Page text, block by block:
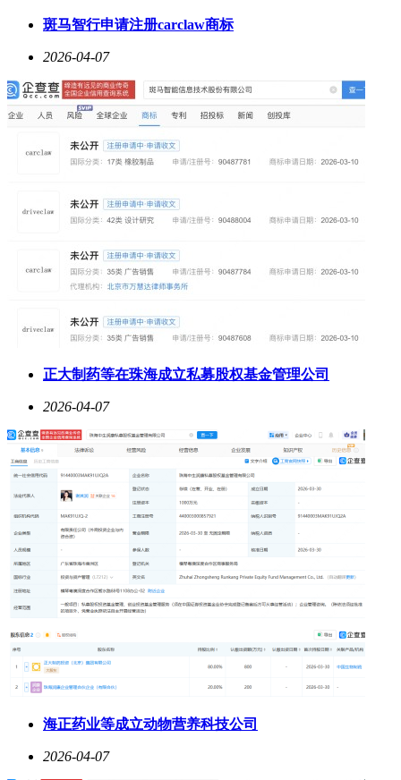
斑马智行申请注册carclaw商标
2026-04-07
正大制药等在珠海成立私募股权基金管理公司
2026-04-07
海正药业等成立动物营养科技公司
2026-04-07